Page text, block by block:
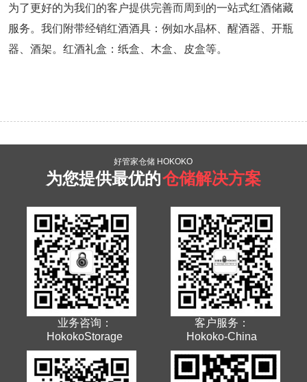
为了更好的为我们的客户提供完善而周到的一站式红酒储藏
服务。我们附带经销红酒酒具：例如水晶杯、醒酒器、开瓶
器、酒架。红酒礼盒：纸盒、木盒、皮盒等。
好管家仓储 HOKOKO
为您提供最优的仓储解决方案
业务咨询：
HokokoStorage
客户服务：
Hokoko-China